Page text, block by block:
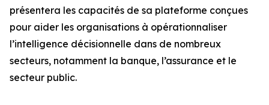
présentera les capacités de sa plateforme conçues
pour aider les organisations à opérationnaliser
l’intelligence décisionnelle dans de nombreux
secteurs, notamment la banque, l’assurance et le
secteur public.